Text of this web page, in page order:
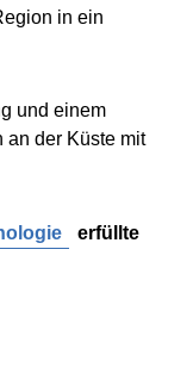
in ein
und einem
an der Küste mit
erfüllte